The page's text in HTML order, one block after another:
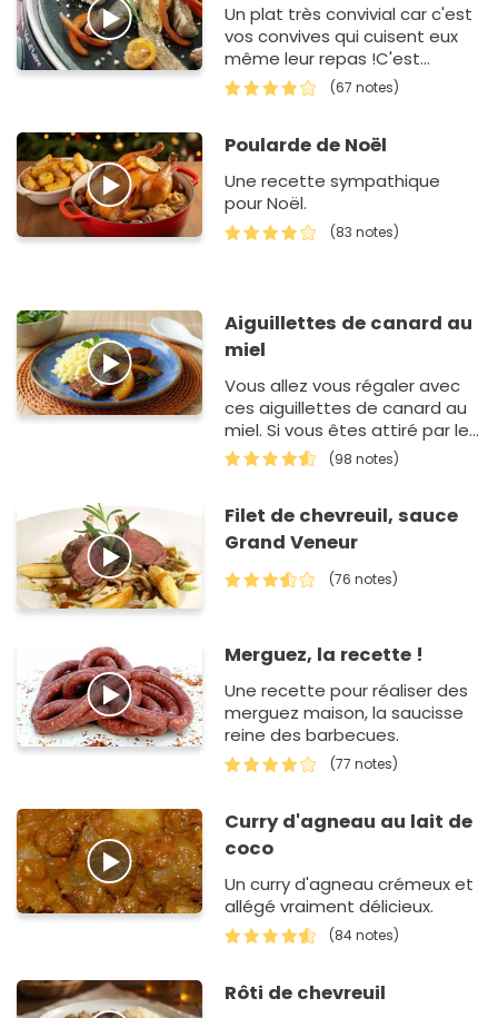
Un plat très convivial car c'est
vos convives qui cuisent eux
même leur repas !C'est
toujours très bon...
(67 notes)
Poularde de Noël
Une recette sympathique
pour Noël.
(83 notes)
Aiguillettes de canard au
miel
Vous allez vous régaler avec
ces aiguillettes de canard au
miel. Si vous êtes attiré par les
saveurs sucrées salées ou
exotiques,…
(98 notes)
Filet de chevreuil, sauce
Grand Veneur
(76 notes)
Merguez, la recette !
Une recette pour réaliser des
merguez maison, la saucisse
reine des barbecues.
(77 notes)
Curry d'agneau au lait de
coco
Un curry d'agneau crémeux et
allégé vraiment délicieux.
(84 notes)
Rôti de chevreuil